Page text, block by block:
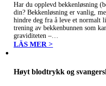
Har du opplevd bekkenløsning
din? Bekkenløsning er vanlig,
hindre deg fra å leve et normalt
trening av bekkenbunnen som
graviditeten –…
LÄS MER >
Høyt blodtrykk og